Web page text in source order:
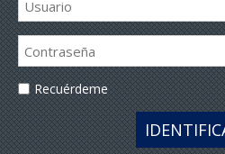
Recuérdeme